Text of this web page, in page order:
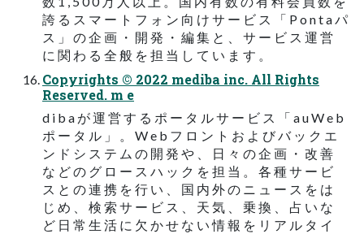
誇 る ス マ ー ト フ ォ ン 向 け サ ー ビ ス 「 P o n t a パ
ス 」 の 企 画 ・ 開 発 ・ 編 集 と 、 サ ー ビ ス 運 営
に 関 わ る 全 般 を 担 当 し て い ま す 。
Copyrights © 2022 mediba inc. All Rights
Reserved. m e
d i b a が 運 営 す る ポ ー タ ル サ ー ビ ス 「 a u W e b
ポ ー タ ル 」 。 W e b フ ロ ン ト お よ び バ ッ ク エ
ン ド シ ス テ ム の 開 発 や 、 日 々 の 企 画 ・ 改 善
な ど の グ ロ ー ス ハ ッ ク を 担 当 。 各 種 サ ー ビ
ス と の 連 携 を 行 い 、 国 内 外 の ニ ュ ー ス を は
じ め 、 検 索 サ ー ビ ス 、 天 気 、 乗 換 、 占 い な
ど 日 常 生 活 に 欠 か せ な い 情 報 を リ ア ル タ イ